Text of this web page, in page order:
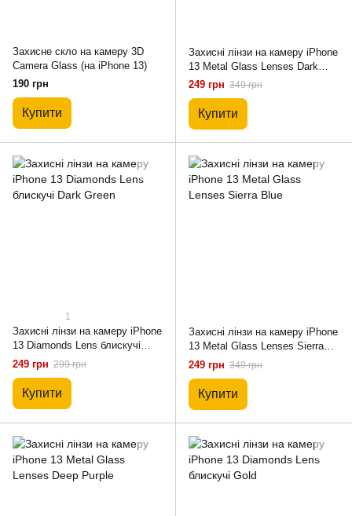
Захисне скло на камеру 3D
Camera Glass (на iPhone 13)
190 грн
Купити
Захисні лінзи на камеру iPhone
13 Metal Glass Lenses Dark
Green
249 грн 349 грн
Купити
1
Захисні лінзи на камеру iPhone
13 Diamonds Lens блискучі
Dark Green
249 грн 299 грн
Купити
Захисні лінзи на камеру iPhone
13 Metal Glass Lenses Sierra
Blue
249 грн 349 грн
Купити